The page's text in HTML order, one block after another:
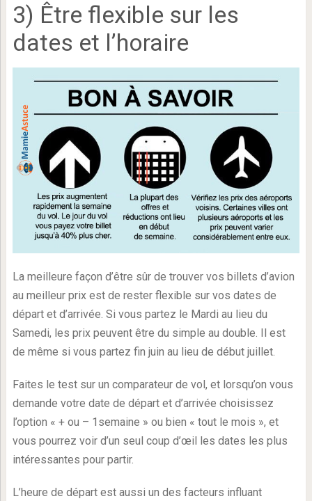
3) Être flexible sur les
dates et l’horaire
La meilleure façon d’être sûr de trouver vos billets d’avion
au meilleur prix est de rester flexible sur vos dates de
départ et d’arrivée. Si vous partez le Mardi au lieu du
Samedi, les prix peuvent être du simple au double. Il est
de même si vous partez fin juin au lieu de début juillet.
Faites le test sur un comparateur de vol, et lorsqu’on vous
demande votre date de départ et d’arrivée choisissez
l’option « + ou – 1semaine » ou bien « tout le mois », et
vous pourrez voir d’un seul coup d’œil les dates les plus
intéressantes pour partir.
L’heure de départ est aussi un des facteurs influant